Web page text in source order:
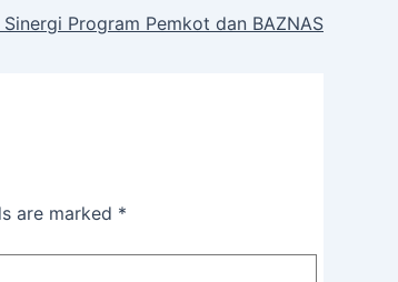
Program Pemkot dan BAZNAS
are marked *